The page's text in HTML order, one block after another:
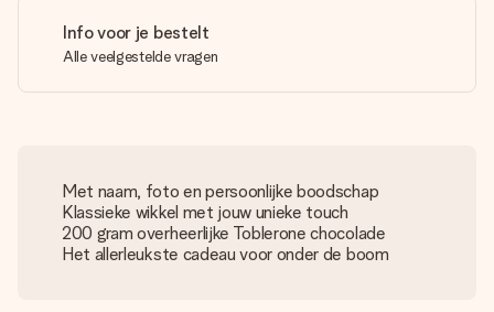
Info voor je bestelt
Alle veelgestelde vragen
Met naam, foto en persoonlijke boodschap
Klassieke wikkel met jouw unieke touch
200 gram overheerlijke Toblerone chocolade
Het allerleukste cadeau voor onder de boom